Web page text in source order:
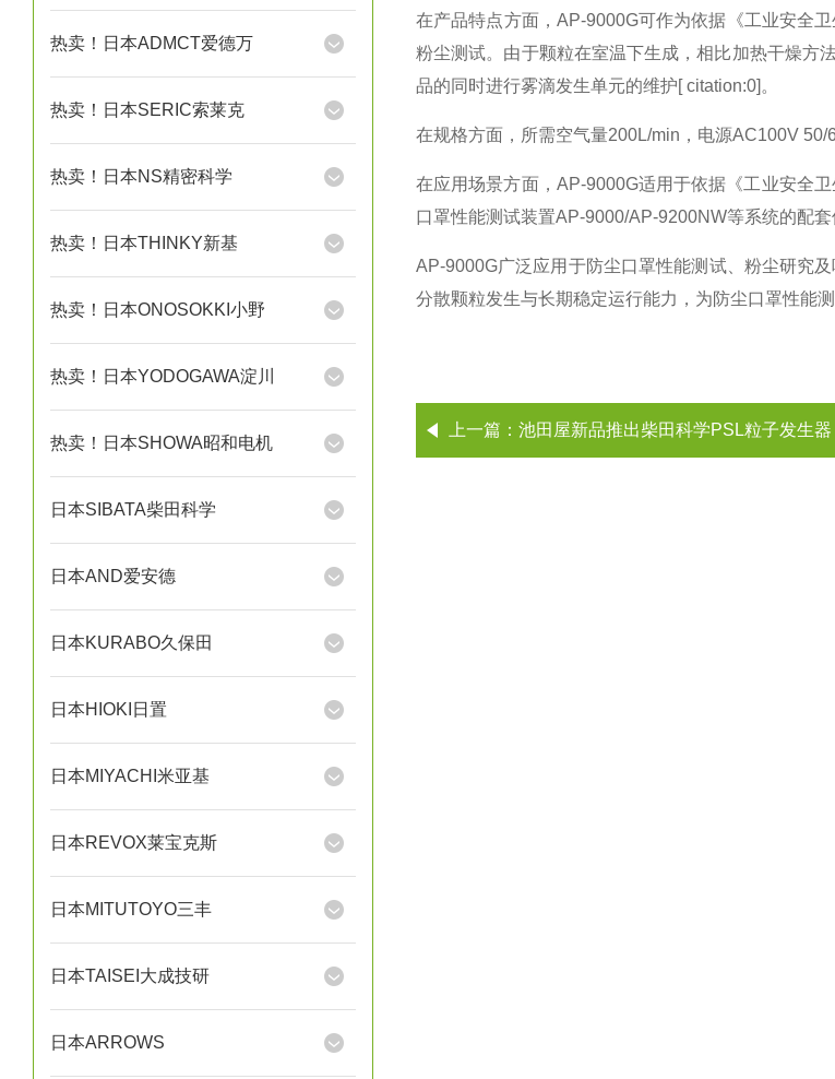
热卖！日本ADMCT爱德万
热卖！日本SERIC索莱克
热卖！日本NS精密科学
热卖！日本THINKY新基
热卖！日本ONOSOKKI小野
热卖！日本YODOGAWA淀川
热卖！日本SHOWA昭和电机
日本SIBATA柴田科学
日本AND爱安德
日本KURABO久保田
日本HIOKI日置
日本MIYACHI米亚基
日本REVOX莱宝克斯
日本MITUTOYO三丰
日本TAISEI大成技研
日本ARROWS
在产品特点方面，AP-9000G可作为依据《工业安全
粉尘测试。由于颗粒在室温下生成，相比加热干燥方
品的同时进行雾滴发生单元的维护[ citation:0]。
在规格方面，所需空气量200L/min，电源AC100V 50/
在应用场景方面，AP-9000G适用于依据《工业安全
口罩性能测试装置AP-9000/AP-9200NW等系统的配套
AP-9000G广泛应用于防尘口罩性能测试、粉尘研究
分散颗粒发生与长期稳定运行能力，为防尘口罩性能
上一篇： 池田屋新品推出柴田科学PSL粒子发生器